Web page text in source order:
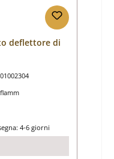
deflettore di
01002304
4-6 giorni